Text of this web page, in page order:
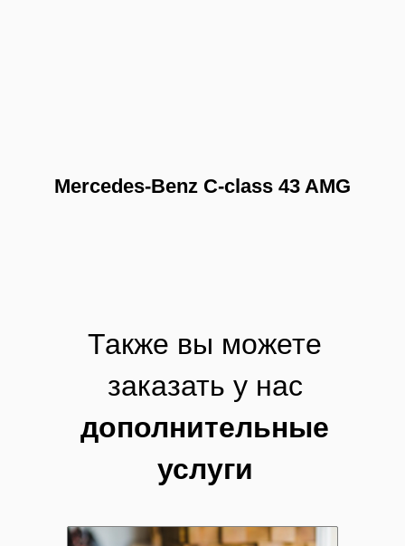
Mercedes-Benz C-class 43 AMG
Также вы можете
заказать у нас
дополнительные
услуги